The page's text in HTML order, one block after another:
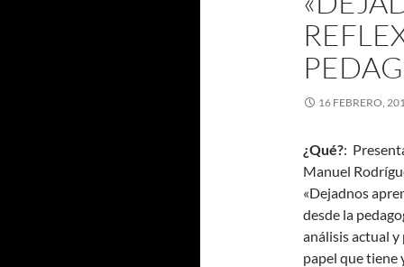
16 FEBRERO,
¿Qué?:
Manuel
«Dejadnos
desde la
análisis actual
papel que tiene